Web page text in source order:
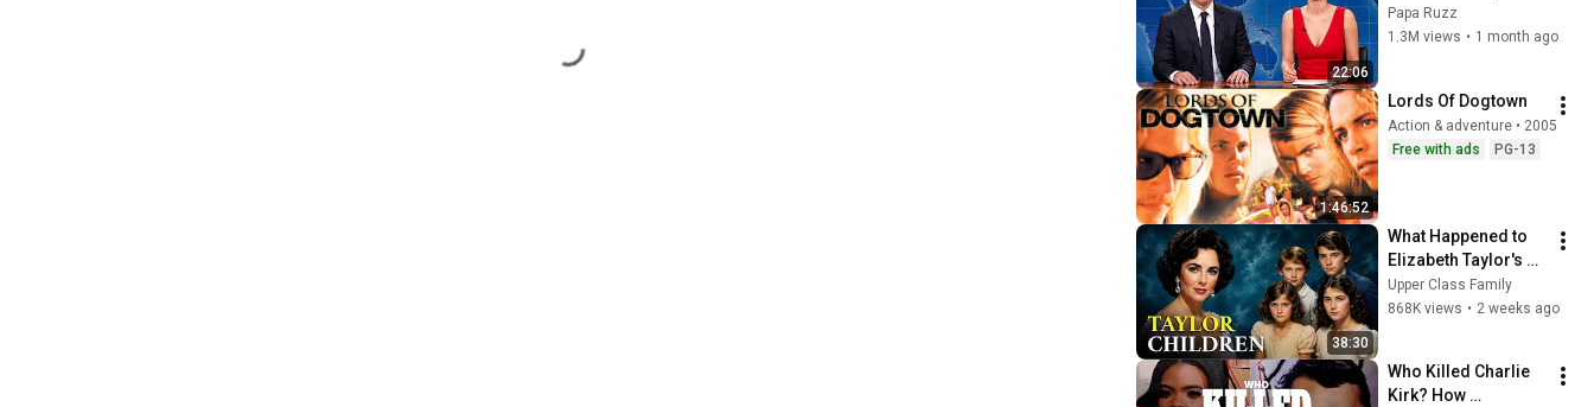
22:06
Hilarious Like Matt
Damon...and It
Papa Ruzz
1.3M views • 1 month ago
1:46:52
Lords Of Dogtown
Action & adventure • 2005
Free with ads
PG-13
38:30
What Happened to
Elizabeth Taylor's 4
Children? Their
Lives Today
Upper Class Family
868K views • 2 weeks ago
Who Killed Charlie
Kirk? How